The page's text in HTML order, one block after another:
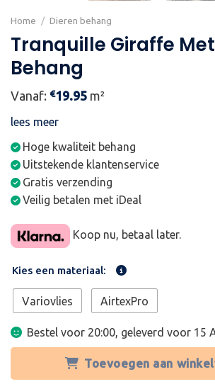
Home / Dieren behang
Tranquille Giraffe
Behang
Vanaf: €19.95 m²
lees meer
Hoge kwaliteit behang
Uitstekende klantenservice
Gratis verzending
Veilig betalen met iDeal
Koop nu, betaal later.
Kies een materiaal:
Variovlies AirtexPro
Bestel voor 20:00, geleverd voor 15
Toevoegen aan